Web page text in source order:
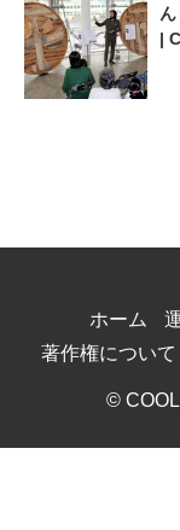
|
ホーム
著作権について
©